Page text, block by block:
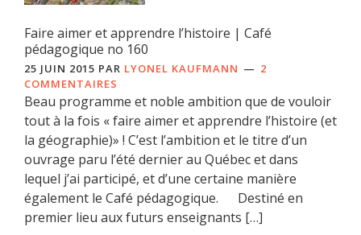
Faire aimer et apprendre l’histoire | Café
pédagogique no 160
25 JUIN 2015 PAR LYONEL KAUFMANN
2
COMMENTAIRES
Beau programme et noble ambition que de vouloir
tout à la fois « faire aimer et apprendre l’histoire (et
la géographie)» ! C’est l’ambition et le titre d’un
ouvrage paru l’été dernier au Québec et dans
lequel j’ai participé, et d’une certaine manière
également le Café pédagogique. Destiné en
premier lieu aux futurs enseignants […]